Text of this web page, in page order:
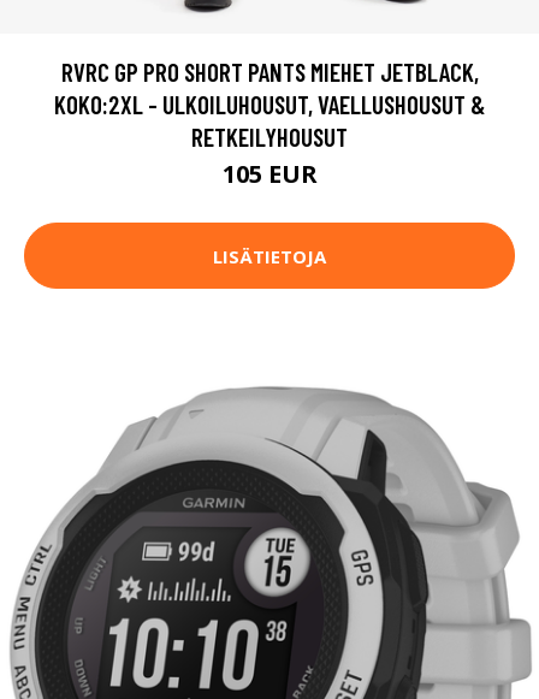
RVRC GP PRO SHORT PANTS MIEHET JETBLACK,
KOKO:2XL - ULKOILUHOUSUT, VAELLUSHOUSUT &
RETKEILYHOUSUT
105 EUR
LISÄTIETOJA